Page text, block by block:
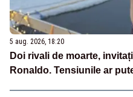
5 aug. 2026, 18:20
Doi rivali de moarte,
Ronaldo. Tensiunile ar